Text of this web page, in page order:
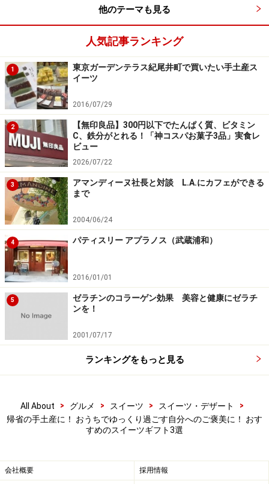
「ソルサル・コミュニタリオ（ドミニカ共和国）70％」
「マヤ・マウンテン（ベリーズ）70％」「ワンプゥ（ホ
ンジュラス）85％」「ココア・カミリ（タンザニア）
70％」「セムリキ・フォレスト（ウガンダ）70％」の5
種類の詰め合わせ。いずれもカカオ分が高く濃厚な味わ
いなので、5gでも満足感があります。
カカオの特徴や味わい、ドリンクとのペアリングについ
て書かれたパンフレットも同封されていて、ブランドの
世界観も共有できて贈り物にも最適。
3. トーキョー煎餅「煎餅サンド」＆「あら
れ〈SPICEジャーニー〉」
レトロなパッケージも魅力の「トーキョー煎餅」 ※画像提
供／BAKE
チーズタルトやアップルパイなどのスイーツブランドを
展開するBAKE（ベイク）が、2025年1月に立ち上げた新
中で、昔から身近なおやつとして日本人に親しまれてき
た「煎餅」に着目。「懐かしくて新しい」をコンセプト
に、BAKEらしい遊び心とデザイン性を加えて新感覚の味
他のテーマも見る
人気記事ランキング
1
東京ガーデンテラス紀尾井町で買いたい手土産ス
イーツ
2016/07/29
2
【無印良品】300円以下でたんぱく質、ビタミン
C、鉄分がとれる！「神コスパお菓子3品」実食レ
ビュー
2026/07/22
3
アマンディーヌ社長と対談 L.A.にカフェができる
まで
2004/06/24
4 パティスリー アプラノス（武蔵浦和）
2016/01/01
5
ゼラチンのコラーゲン効果 美容と健康にゼラチ
ンを！
2001/07/17
ランキングをもっと見る
All About > グルメ > スイーツ > スイーツ・デザート
>
帰省の手土産に！ おうちでゆっくり過ごす自分へのご褒美に！ おす
すめのスイーツギフト3選
会社概要 採用情報